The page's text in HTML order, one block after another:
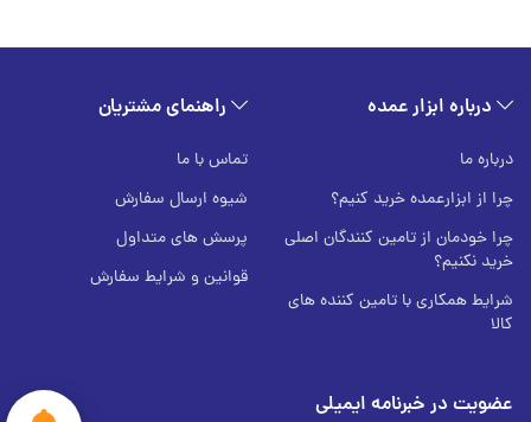
درباره ابزار عمده
درباره ما
چرا از ابزارعمده خرید کنیم؟
چرا خودمان از تامین کنندگان اصلی
خرید نکنیم؟
شرایط همکاری با تامین کننده های
کالا
راهنمای مشتریان
تماس با ما
شیوه ارسال سفارش
پرسش های متداول
قوانین و شرایط سفارش
عضویت در خبرنامه ایمیلی